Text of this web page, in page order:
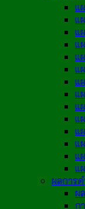
แ
แ
แ
แ
แ
แ
แ
แ
แ
แ
แ
แ
แ
แ
ผลการ
ผ
ก